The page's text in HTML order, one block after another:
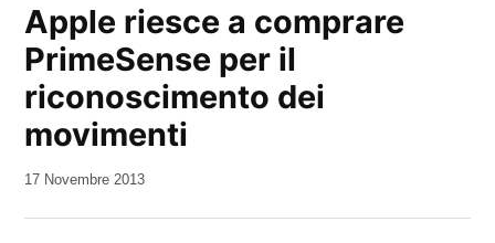
Apple riesce a comprare
PrimeSense per il
riconoscimento dei
movimenti
da
17 Novembre 2013